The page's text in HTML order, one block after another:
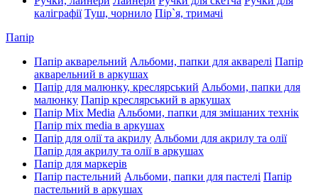
каліграфії Туш, чорнило Пір`я, тримачі
Папір
Папір акварельний Альбоми, папки для акварелі Папір
акварельний в аркушах
Папір для малюнку, креслярський Альбоми, папки для
малюнку Папір креслярський в аркушах
Папір Mix Media Альбоми, папки для змішаних технік
Папір mix media в аркушах
Папір для олії та акрилу Альбоми для акрилу та олії
Папір для акрилу та олії в аркушах
Папір для маркерів
Папір пастельний Альбоми, папки для пастелі Папір
пастельний в аркушах